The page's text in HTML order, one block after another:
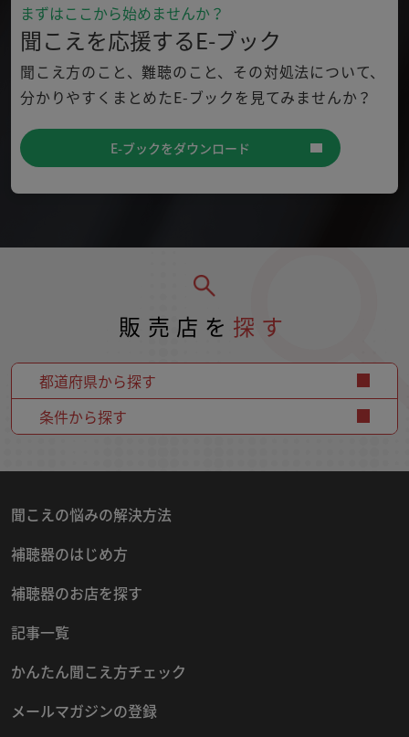
まずはここから始めませんか？
聞こえを応援するE-ブック
聞こえ方のこと、難聴のこと、その対処法について、
分かりやすくまとめたE-ブックを見てみませんか？
E-ブックをダウンロード
販売店を 探す
都道府県から探す
条件から探す
聞こえの悩みの解決方法
補聴器のはじめ方
補聴器のお店を探す
記事一覧
かんたん聞こえ方チェック
メールマガジンの登録